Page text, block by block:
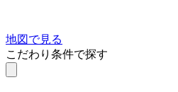
地図で見る
こだわり条件で探す